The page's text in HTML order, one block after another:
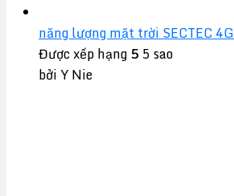
năng lượng mặt trời SECTEC 4G
Được xếp hạng5 5 sao
bởi Y Nie